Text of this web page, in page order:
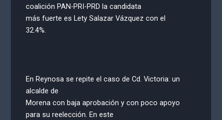
coalición PAN-PRI-PRD la candidata
más fuerte es Lety Salazar Vázquez con el
32.4%.
En Reynosa se repite el caso de Cd. Victoria: un
alcalde de
Morena con baja aprobación y con poco apoyo
para su reelección. En este